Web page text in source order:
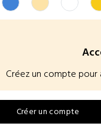
Créez un compte pour
Créer un compte